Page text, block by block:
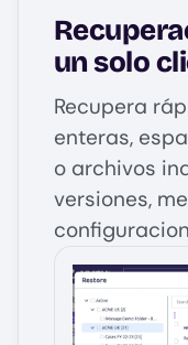
un solo
Recupera
enteras,
o archivos
versiones,